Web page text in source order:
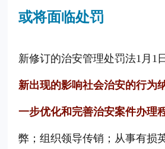
或将面临处罚
新修订的治安管理处罚法1月1
新出现的影响社会治安的行为
一步优化和完善治安案件办理
弊；组织领导传销；从事有损